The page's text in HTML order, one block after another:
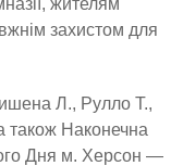
захистом для
Л., Рулло Т.,
Наконечна
Дня м. Херсон —